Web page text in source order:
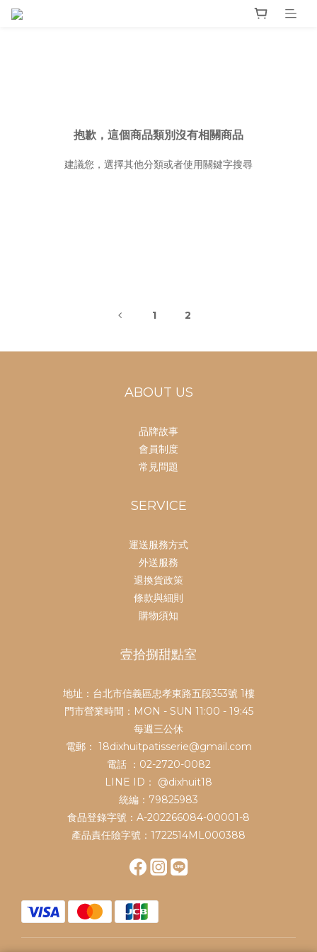
抱歉，這個商品類別沒有相關商品
建議您，選擇其他分類或者使用關鍵字搜尋
1 2
ABOUT US
品牌故事
會員制度
常見問題
SERVICE
運送服務方式
外送服務
退換貨政策
條款與細則
購物須知
壹拾捌甜點室
地址：台北市信義區忠孝東路五段353號 1樓
門市營業時間：MON - SUN 11:00 - 19:45
每週三公休
電郵： 18dixhuitpatisserie@gmail.com
電話 ：02-2720-0082
LINE ID：
@dixhuit18
統編：79825983
食品登錄字號：A-202266084-00001-8
產品責任險字號：1722514ML000388